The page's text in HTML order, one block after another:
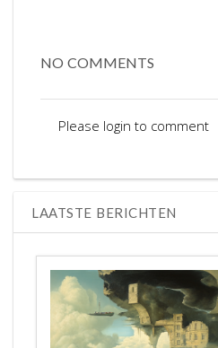
NO COMMENTS
Please login to comment
LAATSTE BERICHTEN